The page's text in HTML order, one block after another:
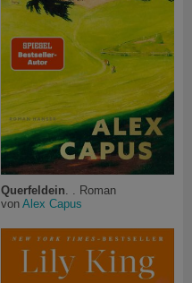
Querfeldein. . Roman
von Alex Capus